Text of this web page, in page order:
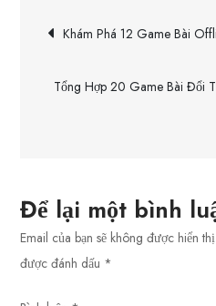
Thuật
Quan
Liên
Quân
Mobile
Bạn
Cần
Điều
hướng
Khám Phá 12 Game Bài
Tổng Hợp 20 Game Bài Đổi
Để lại một bình
Email của bạn sẽ không được hiển
được đánh dấu *